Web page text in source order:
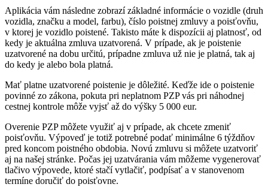
Aplikácia vám následne zobrazí základné informácie o vozidle (druh
vozidla, značku a model, farbu), číslo poistnej zmluvy a poisťovňu,
v ktorej je vozidlo poistené. Takisto máte k dispozícii aj platnosť, od
kedy je aktuálna zmluva uzatvorená. V prípade, ak je poistenie
uzatvorené na dobu určitú, prípadne zmluva už nie je platná, tak aj
do kedy je alebo bola platná.
Mať platne uzatvorené poistenie je dôležité. Keďže ide o poistenie
povinné zo zákona, pokuta pri neplatnom PZP vás pri náhodnej
cestnej kontrole môže vyjsť až do výšky 5 000 eur.
Overenie PZP môžete využiť aj v prípade, ak chcete zmeniť
poisťovňu. Výpoveď je totiž potrebné podať minimálne 6 týždňov
pred koncom poistného obdobia. Novú zmluvu si môžete uzatvoriť
aj na našej stránke. Počas jej uzatvárania vám môžeme vygenerovať
tlačivo výpovede, ktoré stačí vytlačiť, podpísať a v stanovenom
termíne doručiť do poisťovne.